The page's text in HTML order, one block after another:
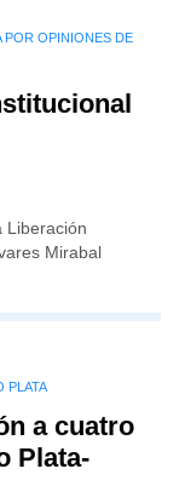
POR OPINIONES DE
Liberación
Mirabal
PLATA
a cuatro
Plata-